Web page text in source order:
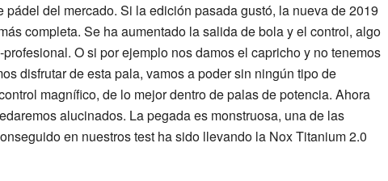
pádel del mercado. Si la edición pasada gustó, la nueva de 2019
completa. Se haaumentado la salida de bolay el control, algo
. O si por ejemplo nos damos el capricho y no tenemos
disfrutar de esta pala, vamos a poder sin ningún tipo de
magnífico, de lo mejor dentro de palas de potencia. Ahora
alucinados. La pegada es monstruosa, una de las
en nuestros test ha sido llevando la Nox Titanium 2.0